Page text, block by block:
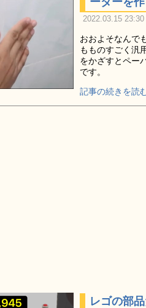
2022.03.15
おおよそなんで
もものすごく汎
をかざすとペー
です。
記事の続きを読
レゴの部